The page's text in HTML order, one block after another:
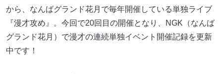
から、なんばグランド花月で毎年開催している単独ライブ
『漫才攻め』。今回で20回目の開催となり、NGK（なんば
グランド花月）で漫才の連続単独イベント開催記録を更新
中です！